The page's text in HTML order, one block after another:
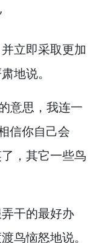
并立即采取更加
地说。
意思， 我连一
信你自己会
， 其它一些鸟
干的最好办
鸟恼怒地说。